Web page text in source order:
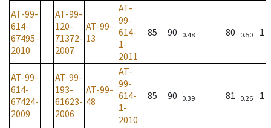
AT-99-
614-
67495-
2010
AT-99-
120-
71372-
2007
AT-99-
13
AT-
99-
614-
1-
2011
85 90 0.48 80 0.50 1
AT-99-
614-
67424-
2009
AT-99-
193-
61623-
2006
AT-99-
48
AT-
99-
614-
1-
2010
85 90 0.39 81 0.26 1